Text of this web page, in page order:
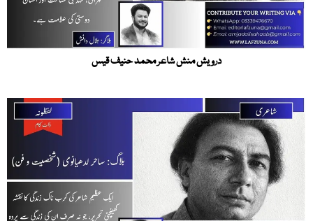
درویش منش شاعر محمد حنیف قیس